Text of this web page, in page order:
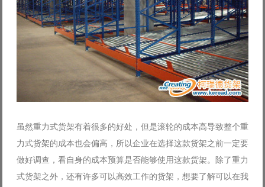
虽然重力式货架有着很多的好处，但是滚轮的成本高导致整个重
力式货架的成本也会偏高，所以企业在选择这款货架之前一定要
做好调查，看自身的成本预算是否能够使用这款货架。除了重力
式货架之外，还有许多可以高效工作的货架，想要了解可以在我